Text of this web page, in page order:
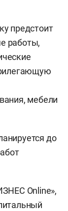
предстоит
работы,
мебели
до
Online»,